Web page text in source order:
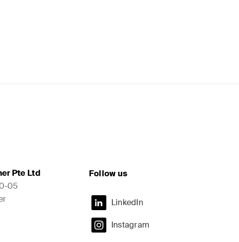
Pte Ltd
05
Follow us
LinkedIn
Instagram